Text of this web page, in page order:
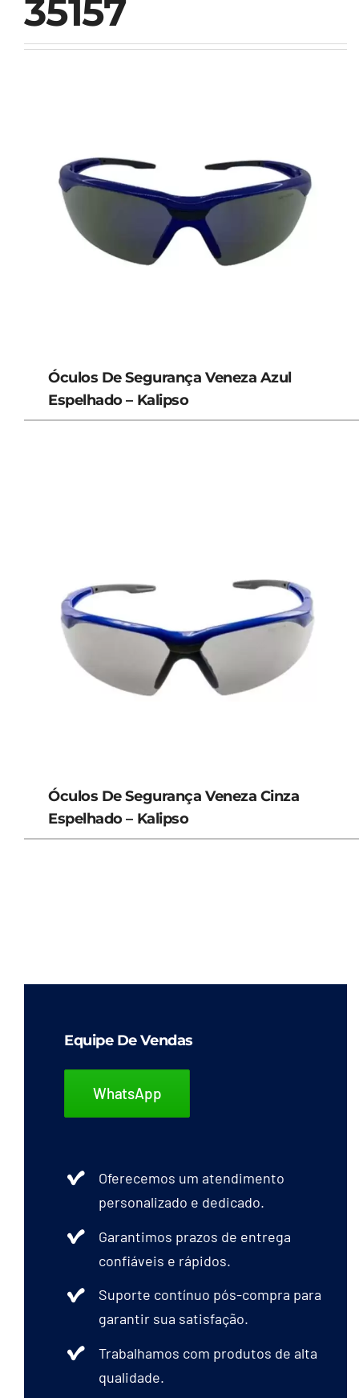
35157
Óculos De Segurança Veneza Azul
Espelhado – Kalipso
Óculos De Segurança Veneza Cinza
Espelhado – Kalipso
Equipe De Vendas
WhatsApp
Oferecemos um atendimento
personalizado e dedicado.
Garantimos prazos de entrega
confiáveis e rápidos.
Suporte contínuo pós-compra para
garantir sua satisfação.
Trabalhamos com produtos de alta
qualidade.